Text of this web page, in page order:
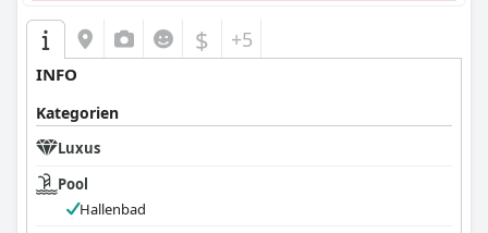
$ +5
INFO
Kategorien
Luxus
Pool
Hallenbad